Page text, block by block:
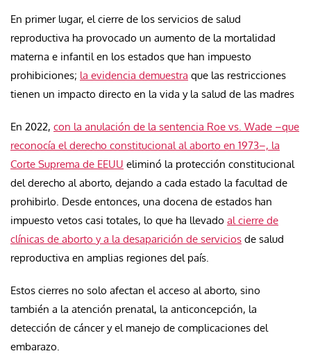
En primer lugar, el cierre de los servicios de salud
reproductiva ha provocado un aumento de la mortalidad
materna e infantil en los estados que han impuesto
prohibiciones; la evidencia demuestra que las restricciones
tienen un impacto directo en la vida y la salud de las madres
En 2022, con la anulación de la sentencia Roe vs. Wade –que
reconocía el derecho constitucional al aborto en 1973–, la
Corte Suprema de EEUU eliminó la protección constitucional
del derecho al aborto, dejando a cada estado la facultad de
prohibirlo. Desde entonces, una docena de estados han
impuesto vetos casi totales, lo que ha llevado al cierre de
clínicas de aborto y a la desaparición de servicios de salud
reproductiva en amplias regiones del país.
Estos cierres no solo afectan el acceso al aborto, sino
también a la atención prenatal, la anticoncepción, la
detección de cáncer y el manejo de complicaciones del
embarazo.